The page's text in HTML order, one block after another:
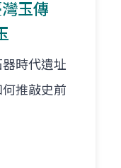
玉傳
時代遺址
推敲史前